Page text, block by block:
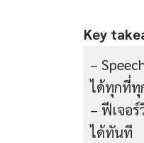
Key
–
ได้ทุกที่ทุ
– ฟีเจอ
ได้ทันที